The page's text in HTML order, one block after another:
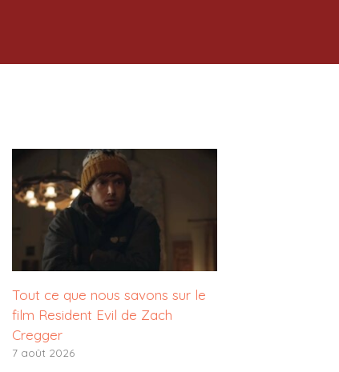
Tout ce que nous savons sur le
film Resident Evil de Zach
Cregger
7 août 2026